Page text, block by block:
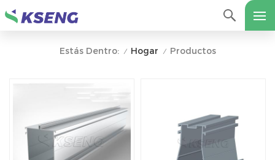
Estás Dentro: / Hogar / Productos